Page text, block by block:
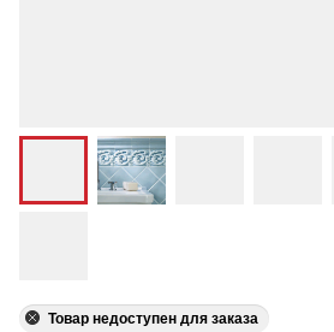
Товар недоступен для заказа